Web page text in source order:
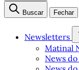
Buscar Fechar
Newsletters
Matinal
News